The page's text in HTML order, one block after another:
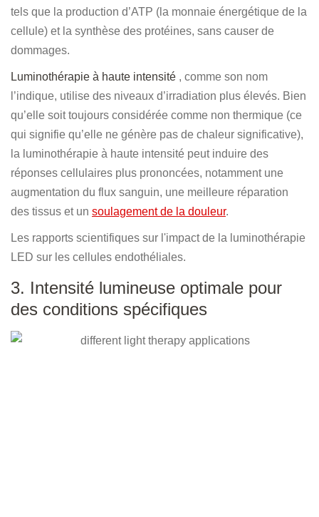
tels que la production d’ATP (la monnaie énergétique de la
cellule) et la synthèse des protéines, sans causer de
dommages.
Luminothérapie à haute intensité , comme son nom
l’indique, utilise des niveaux d’irradiation plus élevés. Bien
qu’elle soit toujours considérée comme non thermique (ce
qui signifie qu’elle ne génère pas de chaleur significative),
la luminothérapie à haute intensité peut induire des
réponses cellulaires plus prononcées, notamment une
augmentation du flux sanguin, une meilleure réparation
des tissus et un soulagement de la douleur.
Les rapports scientifiques sur l'impact de la luminothérapie
LED sur les cellules endothéliales.
3. Intensité lumineuse optimale pour
des conditions spécifiques